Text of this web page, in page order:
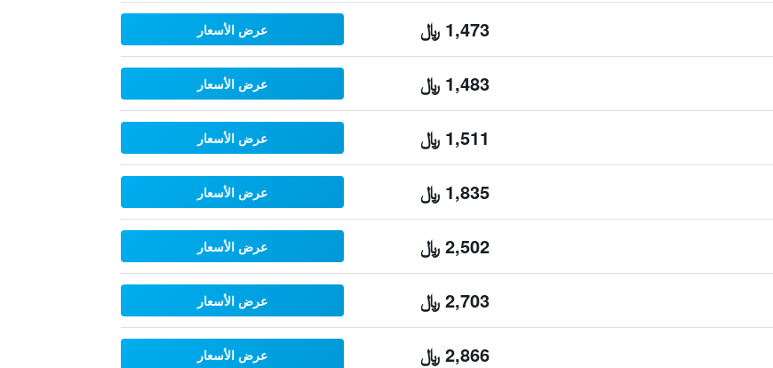
1,473 ﷼ عرض الأسعار
1,483 ﷼ عرض الأسعار
1,511 ﷼ عرض الأسعار
1,835 ﷼ عرض الأسعار
2,502 ﷼ عرض الأسعار
2,703 ﷼ عرض الأسعار
2,866 ﷼ عرض الأسعار